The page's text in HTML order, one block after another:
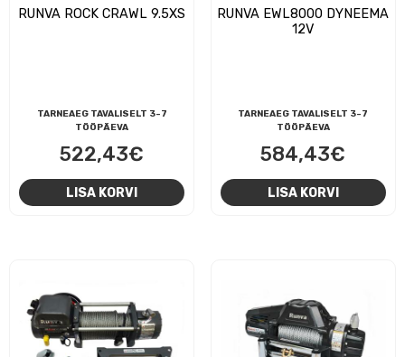
RUNVA ROCK CRAWL 9.5XS
TARNEAEG TAVALISELT 3-7
TÖÖPÄEVA
522,43€
LISA KORVI
RUNVA EWL8000 DYNEEMA
12V
TARNEAEG TAVALISELT 3-7
TÖÖPÄEVA
584,43€
LISA KORVI